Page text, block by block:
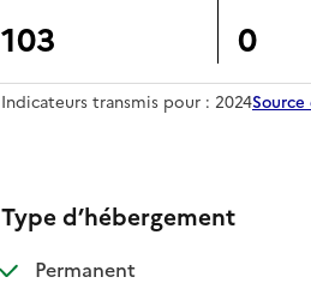
103 0
Indicateurs transmis pour : 2024
Type d’hébergement
Permanent: disponible